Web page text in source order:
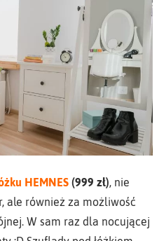
HEMNES (999 zł), nie
ale również za możliwość
W sam raz dla nocującej